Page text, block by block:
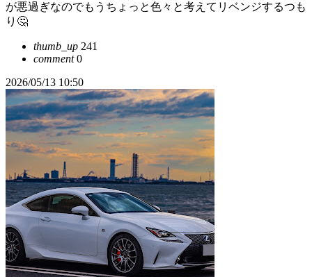
が悪過ぎなのでもうちょっと色々と考えてリベンジするつも
り🤔
thumb_up 241
comment0
2026/05/13 10:50